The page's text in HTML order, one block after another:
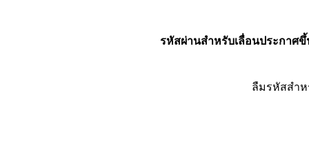
รหัสผ่านสำหรับเลื่อนประกาศขึ้
ลืมรหัสสำ